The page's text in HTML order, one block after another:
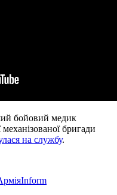
бойовий медик
бригади
на службу.